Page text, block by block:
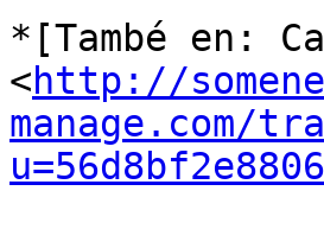
*[També en:
<http://
manage.com/